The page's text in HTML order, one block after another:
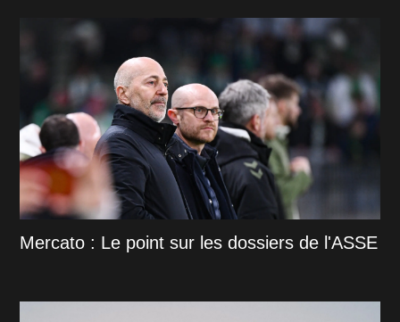
Mercato : Le point sur les dossiers de l'ASSE